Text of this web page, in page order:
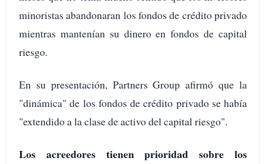
minoristas abandonaran los fondos de crédito privado
mientras mantenían su dinero en fondos de capital
riesgo.
En su presentación, Partners Group afirmó que la
"dinámica" de los fondos de crédito privado se había
"extendido a la clase de activo del capital riesgo".
Los acreedores tienen prioridad sobre los